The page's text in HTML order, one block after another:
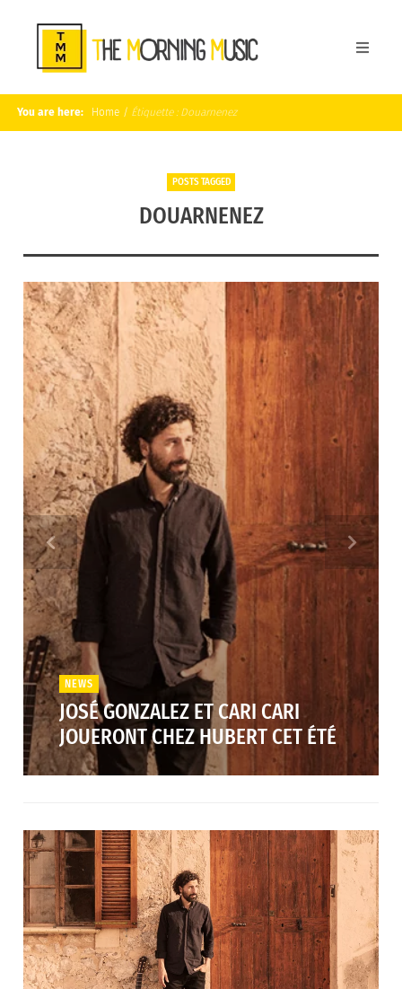
You are here: Home / Étiquette : Douarnenez
POSTS TAGGED
DOUARNENEZ
NEWS
JOSÉ GONZALEZ ET CARI CARI
JOUERONT CHEZ HUBERT CET ÉTÉ